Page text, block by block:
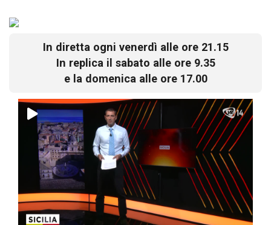
In diretta ogni venerdì alle ore 21.15
In replica il sabato alle ore 9.35
e la domenica alle ore 17.00